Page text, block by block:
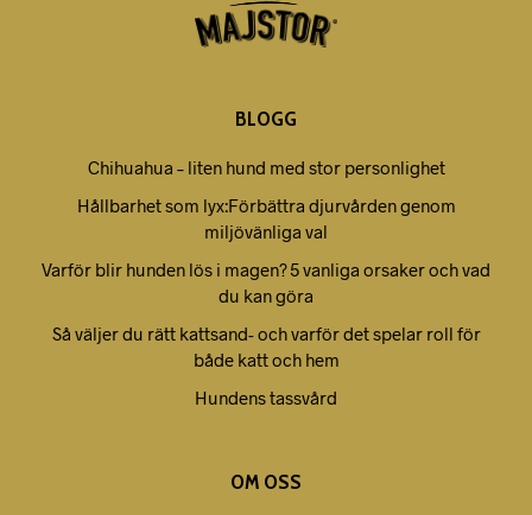
BLOGG
Chihuahua – liten hund med stor personlighet
Hållbarhet som lyx:Förbättra djurvården genom
miljövänliga val
Varför blir hunden lös i magen? 5 vanliga orsaker och vad
du kan göra
Så väljer du rätt kattsand- och varför det spelar roll för
både katt och hem
Hundens tassvård
OM OSS